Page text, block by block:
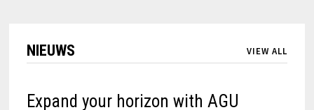
NIEUWS VIEW ALL
Expand your horizon with AGU